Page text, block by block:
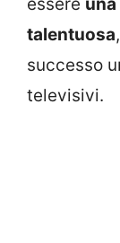
essere
talentuosa
successo
televisivi.